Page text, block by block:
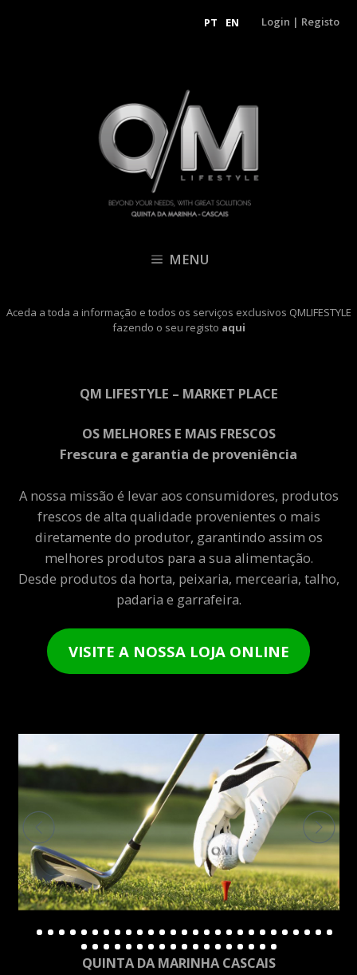
PT EN Login | Registo
MENU
Aceda a toda a informação e todos os serviços exclusivos QMLIFESTYLE
fazendo o seu registo aqui
QM LIFESTYLE – MARKET PLACE
OS MELHORES E MAIS FRESCOS
Frescura e garantia de proveniência
A nossa missão é levar aos consumidores, produtos
frescos de alta qualidade provenientes o mais
diretamente do produtor, garantindo assim os
melhores produtos para a sua alimentação.
Desde produtos da horta, peixaria, mercearia, talho,
padaria e garrafeira.
VISITE A NOSSA LOJA ONLINE
QUINTA DA MARINHA CASCAIS